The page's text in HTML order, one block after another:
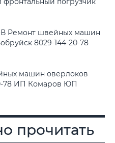
Ремонт швейных машин
8029-144-20-78
машин оверлоков
78 ИП Комаров ЮП
прочитать